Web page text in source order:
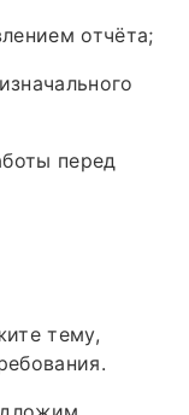
отчёта;
перед
тему,